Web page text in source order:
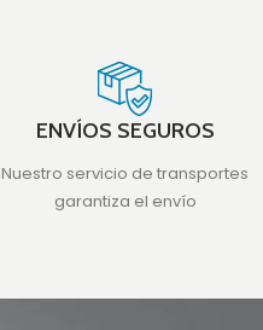
ENVÍOS SEGUROS
Nuestro servicio de transportes
garantiza el envío